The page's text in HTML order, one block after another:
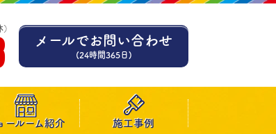
メールでお問い合わせ
(24時間365日)
ールーム紹介 施工事例